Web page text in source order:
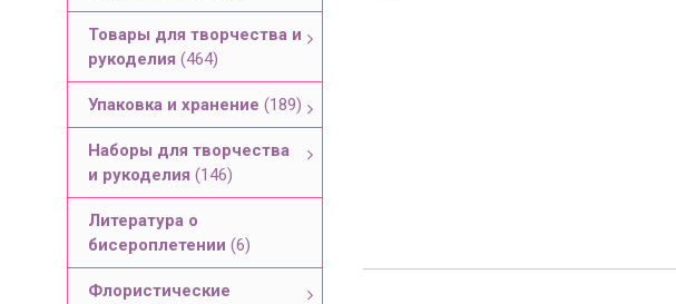
Товары для творчества и
рукоделия (464)
Упаковка и хранение (189)
Наборы для творчества
и рукоделия (146)
Литература о
бисероплетении (6)
Флористические